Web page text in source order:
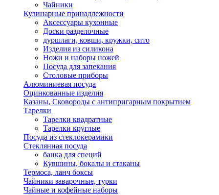
Чайники
Кулинарные принадлежности
Аксессуары кухонные
Доски разделочные
дуршлаги, ковши, кружки, сито
Изделия из силикона
Ножи и наборы ножей
Посуда для запекания
Столовые приборы
Алюминиевая посуда
Оцинкованные изделия
Казаны, Сковороды с антипригарным покрытием
Тарелки
Тарелки квадратные
Тарелки круглые
Посуда из стеклокерамики
Стеклянная посуда
банка для специй
Кувшины, бокалы и стаканы
Термоса, ланч боксы
Чайники заварочные, турки
Чайные и кофейные наборы